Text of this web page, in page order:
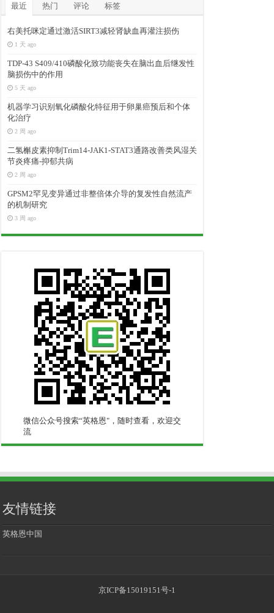
最近 热门 评论 标签
右美托咪定通过激活SIRT3减轻肾缺血再灌注损伤
1 天 ago
TDP-43 S409/410磷酸化致功能丧失在脑出血后继发性
脑损伤中的作用
5 天 ago
机器学习识别氧化磷酸化特征用于卵巢癌预后和个体
化治疗
2 周 ago
二氢槲皮素抑制Trim14-JAK1-STAT3通路改善类风湿关
节炎疼痛-抑郁共病
2 周 ago
GPSM2罕见变异通过非整倍体介导的复发性自然流产
的机制研究
3 周 ago
微信公众号搜索“英格恩"，随时查看，欢迎交
流
友情链接
英格恩中国
京ICP备15019151号-1